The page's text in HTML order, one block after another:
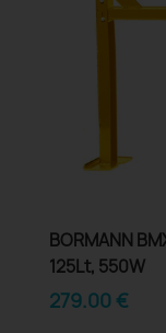
BORMANN
125Lt, 550W
279.00€